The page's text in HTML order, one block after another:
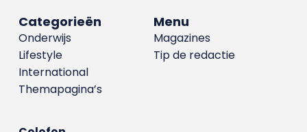
Menu
Magazines
Tip de redactie
Categorieën
Onderwijs
Lifestyle
International
Themapagina’s